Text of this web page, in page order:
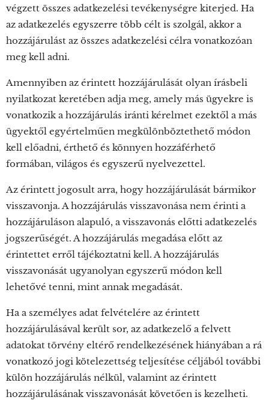
végzett összes adatkezelési tevékenységre kiterjed. Ha
az adatkezelés egyszerre több célt is szolgál, akkor a
hozzájárulást az összes adatkezelési célra vonatkozóan
meg kell adni.
Amennyiben az érintett hozzájárulását olyan írásbeli
nyilatkozat keretében adja meg, amely más ügyekre is
vonatkozik a hozzájárulás iránti kérelmet ezektől a más
ügyektől egyértelműen megkülönböztethető módon
kell előadni, érthető és könnyen hozzáférhető
formában, világos és egyszerű nyelvezettel.
Az érintett jogosult arra, hogy hozzájárulását bármikor
visszavonja. A hozzájárulás visszavonása nem érinti a
hozzájáruláson alapuló, a visszavonás előtti adatkezelés
jogszerűségét. A hozzájárulás megadása előtt az
érintettet erről tájékoztatni kell. A hozzájárulás
visszavonását ugyanolyan egyszerű módon kell
lehetővé tenni, mint annak megadását.
Ha a személyes adat felvételére az érintett
hozzájárulásával került sor, az adatkezelő a felvett
adatokat törvény eltérő rendelkezésének hiányában a rá
vonatkozó jogi kötelezettség teljesítése céljából további
külön hozzájárulás nélkül, valamint az érintett
hozzájárulásának visszavonását követően is kezelheti.